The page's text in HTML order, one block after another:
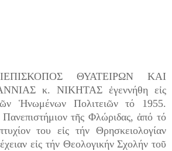
ΘΥΑΤΕΙΡΩΝ ΚΑΙ
κ. ΝΙΚΗΤΑΣ ἐγεννήθη εἰς
Ἡνωμένων Πολιτειῶν τό 1955.
τῆς Φλώριδας, ἀπό τό
του εἰς τήν Θρησκειολογίαν
εἰς τήν Θεολογικήν Σχολήν τοῦ